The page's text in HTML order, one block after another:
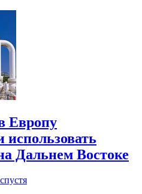
Европу
использовать
Дальнем Востоке